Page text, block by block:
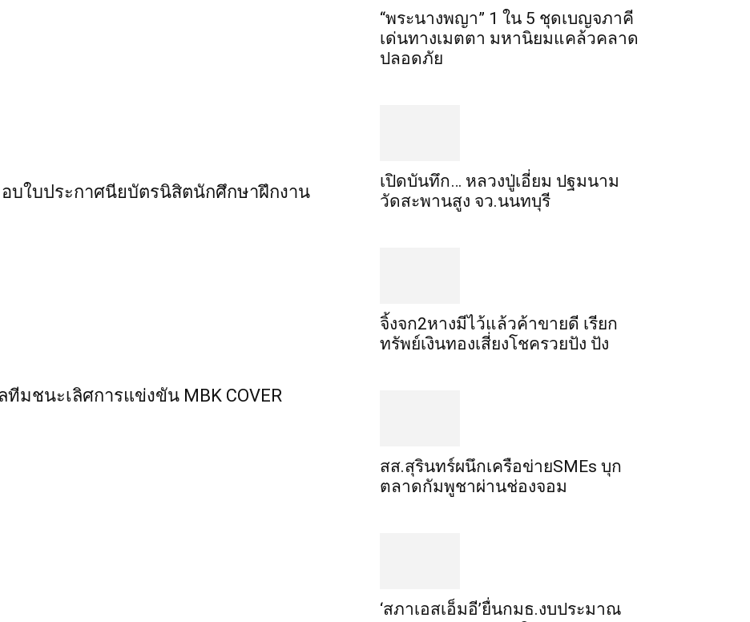
อบใบประกาศนียบัตรนิสิตนักศึกษาฝึกงาน
ทีมชนะเลิศการแข่งขัน MBK COVER
“พระ​นาง​พญา” 1 ใน 5​ ชุดเบญจ​ภาคี​
เด่นทางเมตตา​ มหา​นิยม​แคล้วคลาด​
ปลอดภัย​
เปิดบันทึก… หลวงปู่เอี่ยม ​ปฐม​นาม​
วัดสะพานสูง​ จว.นนทบุรี
จิ้งจก​2​หาง​มีไว้แล้ว​ค้าขาย​ดี​ เรียก​
ทรัพย์เงินทอง​เสี่ยงโชค​รวยปัง​ ปัง​
สส.สุรินทร์ผนึกเครือข่ายSMEs บุก
ตลาดกัมพูชาผ่านช่องจอม
‘สภาเอสเอ็มอี’ยื่นกมธ.งบประมาณ